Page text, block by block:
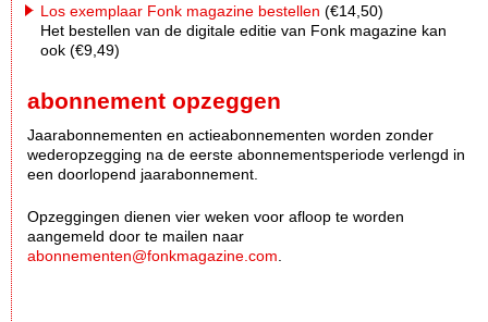
Los exemplaar Fonk magazine bestellen (€14,50)
Het bestellen van de digitale editie van Fonk magazine kan
ook (€9,49)
abonnement opzeggen
Jaarabonnementen en actieabonnementen worden zonder
wederopzegging na de eerste abonnementsperiode verlengd in
een doorlopend jaarabonnement.
Opzeggingen dienen vier weken voor afloop te worden
aangemeld door te mailen naar
abonnementen@fonkmagazine.com